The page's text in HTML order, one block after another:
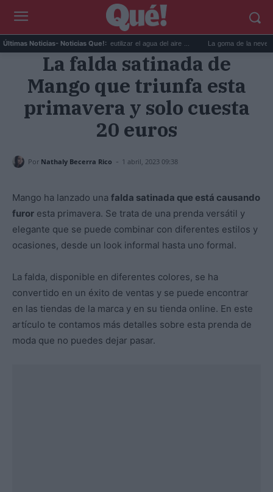
Últimas Noticias- Noticias Que!:
6 usos prácticos para reutilizar el agua del aire ... La goma de la nevera: el
La falda satinada de
Mango que triunfa esta
primavera y solo cuesta
20 euros
Por Nathaly Becerra Rico - 1 abril, 2023 09:38
Mango ha lanzado una falda satinada que está causando
furor esta primavera. Se trata de una prenda versátil y
elegante que se puede combinar con diferentes estilos y
ocasiones, desde un look informal hasta uno formal.
La falda, disponible en diferentes colores, se ha
convertido en un éxito de ventas y se puede encontrar
en las tiendas de la marca y en su tienda online. En este
artículo te contamos más detalles sobre esta prenda de
moda que no puedes dejar pasar.